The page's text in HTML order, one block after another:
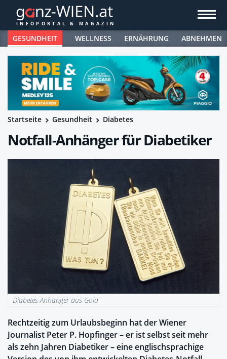
GESUNDHEIT WELLNESS ERNÄHRUNG ABNEHMEN
Startseite Gesundheit Diabetes
Notfall-Anhänger für Diabetiker
Diabetes-Anhänger aus Gold
Rechtzeitig zum Urlaubsbeginn hat der Wiener
Journalist Peter P. Hopfinger – er ist selbst seit mehr
als zehn Jahren Diabetiker – eine englischsprachige